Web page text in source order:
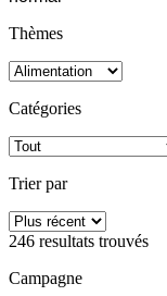
Thèmes
Catégories
Trier par
246 resultats trouvés
Campagne